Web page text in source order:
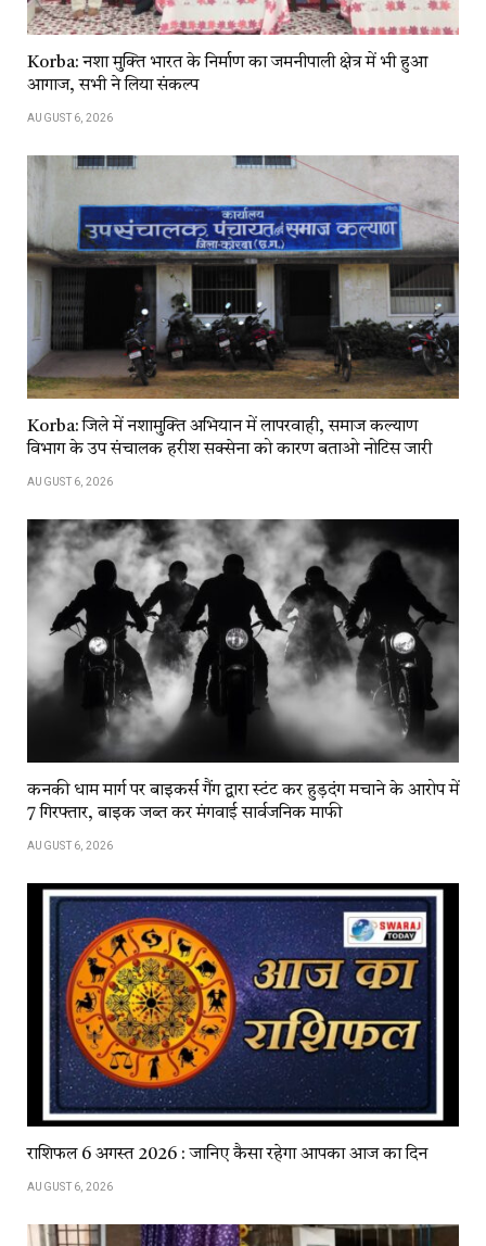
Korba: नशा मुक्ति भारत के निर्माण का जमनीपाली क्षेत्र में भी हुआ
आगाज, सभी ने लिया संकल्प
AUGUST 6, 2026
Korba: जिले में नशामुक्ति अभियान में लापरवाही, समाज कल्याण
विभाग के उप संचालक हरीश सक्सेना को कारण बताओ नोटिस जारी
AUGUST 6, 2026
कनकी धाम मार्ग पर बाइकर्स गैंग द्वारा स्टंट कर हुड़दंग मचाने के आरोप में
7 गिरफ्तार, बाइक जब्त कर मंगवाई सार्वजनिक माफी
AUGUST 6, 2026
राशिफल 6 अगस्त 2026 : जानिए कैसा रहेगा आपका आज का दिन
AUGUST 6, 2026